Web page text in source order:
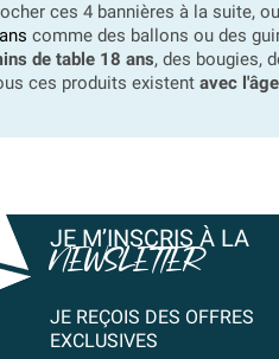
ces 4 bannières à la suite,
comme des ballons ou des
de table 18 ans, des bougies,
ces produits existent avec
JE M’INSCRIS À LA
NEWSLETTER
JE REÇOIS DES OFFRES
EXCLUSIVES